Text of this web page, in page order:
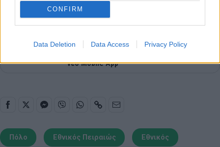
CONFIRM
Data Deletion Data Access Privacy Policy
νέο Mobile App
Πόλο Εθνικός Πειραιώς Εθνικός